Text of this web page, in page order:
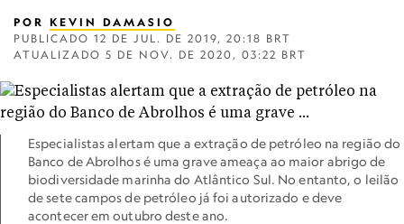
POR KEVIN DAMASIO
PUBLICADO 12 DE JUL. DE 2019, 20:18 BRT
ATUALIZADO 5 DE NOV. DE 2020, 03:22 BRT
Especialistas alertam que a extração de petróleo na região do
Banco de Abrolhos é uma grave ameaça ao maior abrigo de
biodiversidade marinha do Atlântico Sul. No entanto, o leilão
de sete campos de petróleo já foi autorizado e deve
acontecer em outubro deste ano.